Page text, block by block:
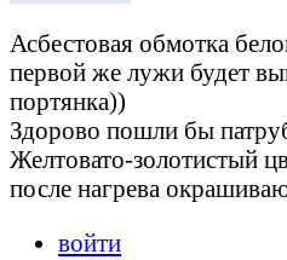
Асбестовая обмотка
первой же лужи будет
портянка))
Здорово пошли бы
Желтовато-золотистый
после нагрева
войти